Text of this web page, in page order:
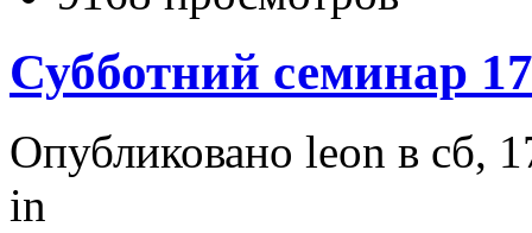
Субботний семинар
Опубликовано leon в сб,
in